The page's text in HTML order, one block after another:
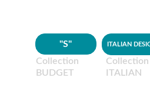
"S" ITALIAN
Collection
BUDGET
Collection
ITALIAN